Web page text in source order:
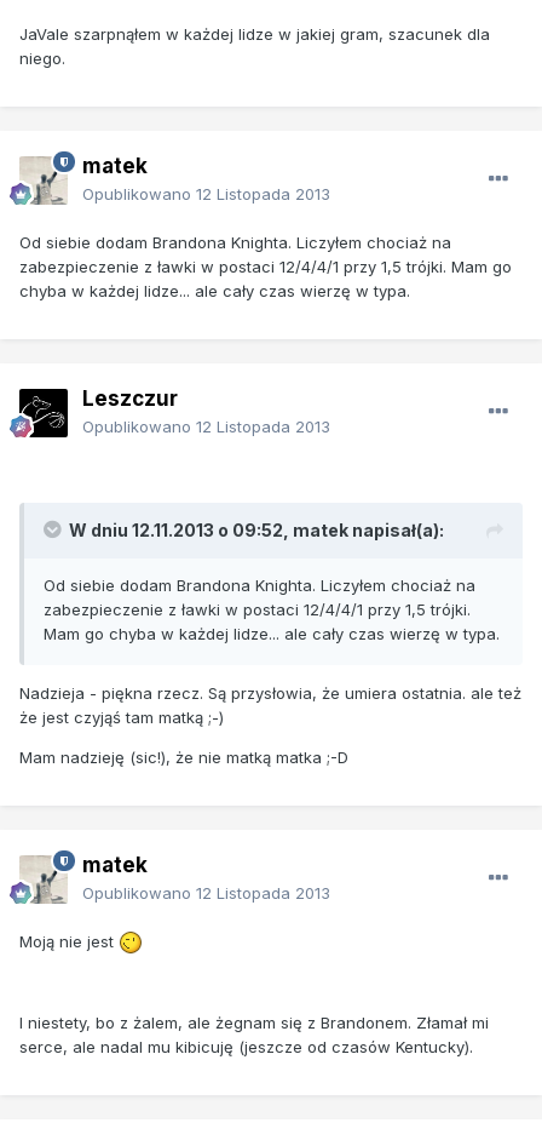
JaVale szarpnąłem w każdej lidze w jakiej gram, szacunek dla
niego.
matek
Opublikowano 12 Listopada 2013
Od siebie dodam Brandona Knighta. Liczyłem chociaż na
zabezpieczenie z ławki w postaci 12/4/4/1 przy 1,5 trójki. Mam go
chyba w każdej lidze... ale cały czas wierzę w typa.
Leszczur
Opublikowano 12 Listopada 2013
W dniu 12.11.2013 o 09:52, matek napisał(a):
Od siebie dodam Brandona Knighta. Liczyłem chociaż na
zabezpieczenie z ławki w postaci 12/4/4/1 przy 1,5 trójki.
Mam go chyba w każdej lidze... ale cały czas wierzę w typa.
Nadzieja - piękna rzecz. Są przysłowia, że umiera ostatnia. ale też
że jest czyjąś tam matką ;-)
Mam nadzieję (sic!), że nie matką matka ;-D
matek
Opublikowano 12 Listopada 2013
Moją nie jest
I niestety, bo z żalem, ale żegnam się z Brandonem. Złamał mi
serce, ale nadal mu kibicuję (jeszcze od czasów Kentucky).